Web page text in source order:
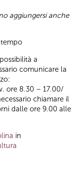
aggiungersi anche
a
comunicare la
ore 8.30 – 17.00/
chiamare il
dalle ore 9.00 alle
in